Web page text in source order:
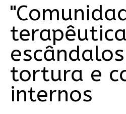
tortura e
internos